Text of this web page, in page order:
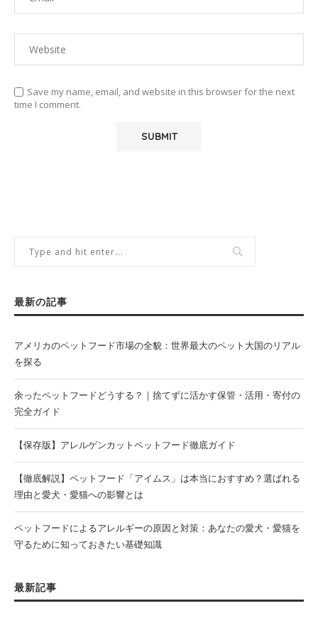
Save my name, email, and website in this browser for the next
time I comment.
最新の記事
アメリカのペットフード市場の全貌：世界最大のペット大国のリアル
を探る
余ったペットフードどうする？｜捨てずに活かす保管・活用・寄付の
完全ガイド
【保存版】アレルゲンカットペットフード徹底ガイド
【徹底解説】ペットフード「アイムス」は本当におすすめ？選ばれる
理由と愛犬・愛猫への影響とは
ペットフードによるアレルギーの原因と対策：あなたの愛犬・愛猫を
守るために知っておきたい基礎知識
最新記事